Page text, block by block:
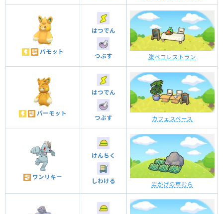
パモット
はつでん
つぶす 腹ペコレストラン
パーモット
はつでん
つぶす カフェスペース
ワンリキー
けんちく
しわける 岩かげの草むら